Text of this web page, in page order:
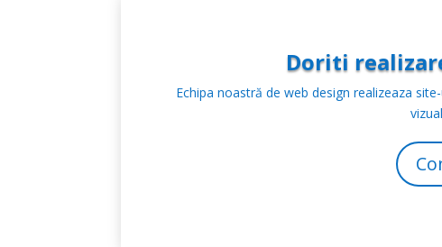
Doriti
Echipa noastră de web design realizeaza